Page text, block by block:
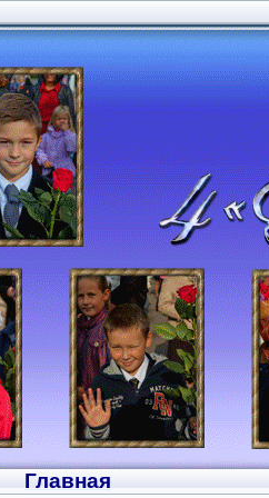
Главная